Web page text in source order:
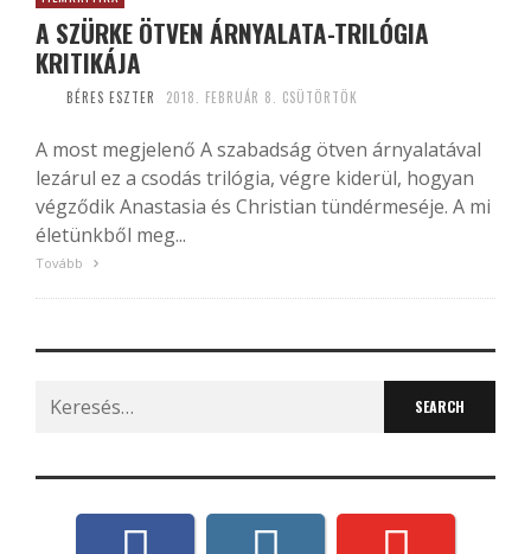
A SZÜRKE ÖTVEN ÁRNYALATA-TRILÓGIA
KRITIKÁJA
BÉRES ESZTER 2018. FEBRUÁR 8. CSÜTÖRTÖK
A most megjelenő A szabadság ötven árnyalatával
lezárul ez a csodás trilógia, végre kiderül, hogyan
végződik Anastasia és Christian tündérmeséje. A mi
életünkből meg...
Tovább
Search
for: